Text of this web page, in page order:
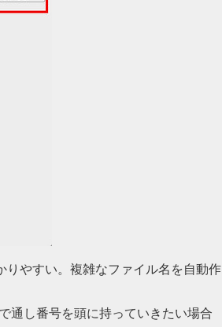
りやすい。複雑なファイル名を自動作
通し番号を頭に持っていきたい場合